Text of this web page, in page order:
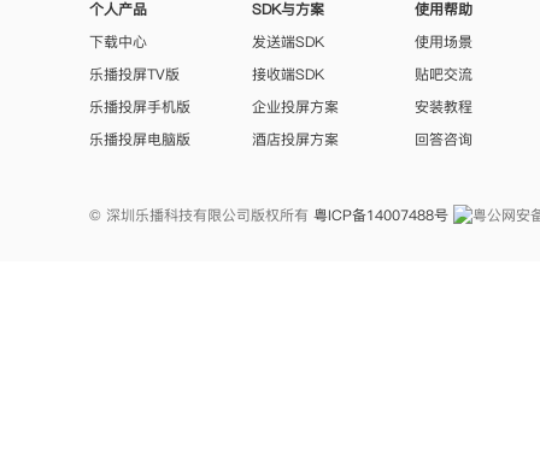
个人产品
下载中心
乐播投屏TV版
乐播投屏手机版
乐播投屏电脑版
SDK与方案
发送端SDK
接收端SDK
企业投屏方案
酒店投屏方案
使用帮助
使用场景
贴吧交流
安装教程
回答咨询
© 深圳乐播科技有限公司版权所有 粤ICP备14007488号